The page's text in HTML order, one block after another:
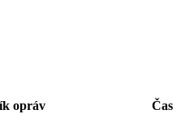
opráv Čas